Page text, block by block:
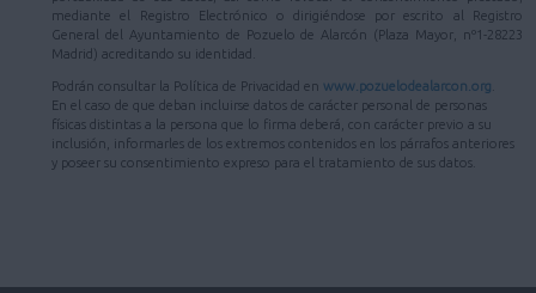
mediante el Registro Electrónico o dirigiéndose por escrito al Registro
General del Ayuntamiento de Pozuelo de Alarcón (Plaza Mayor, nº1-28223
Madrid) acreditando su identidad.
Podrán consultar la Política de Privacidad en www.pozuelodealarcon.org
En el caso de que deban incluirse datos de carácter personal de personas
físicas distintas a la persona que lo firma deberá, con carácter previo a su
inclusión, informarles de los extremos contenidos en los párrafos anteriores
y poseer su consentimiento expreso para el tratamiento de sus datos.